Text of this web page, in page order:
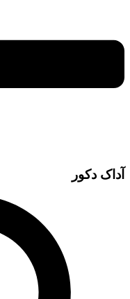
آداک دکور